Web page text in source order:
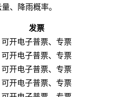
、降雨概率。
发票
可开电子普票、专票
可开电子普票、专票
可开电子普票、专票
可开电子普票、专票